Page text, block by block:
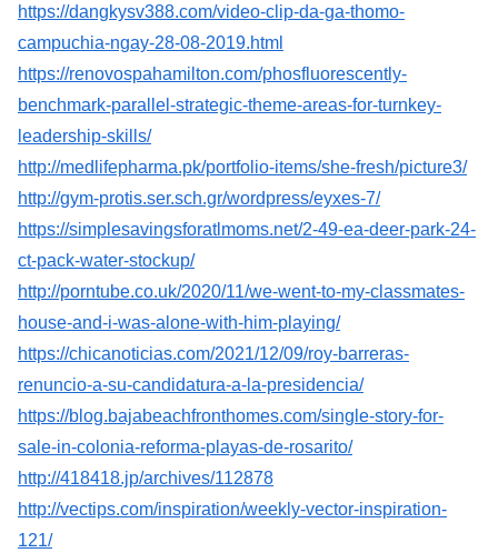
https://dangkysv388.com/video-clip-da-ga-thomo-
campuchia-ngay-28-08-2019.html
https://renovospahamilton.com/phosfluorescently-
benchmark-parallel-strategic-theme-areas-for-turnkey-
leadership-skills/
http://medlifepharma.pk/portfolio-items/she-fresh/picture3/
http://gym-protis.ser.sch.gr/wordpress/eyxes-7/
https://simplesavingsforatlmoms.net/2-49-ea-deer-park-24-
ct-pack-water-stockup/
http://porntube.co.uk/2020/11/we-went-to-my-classmates-
house-and-i-was-alone-with-him-playing/
https://chicanoticias.com/2021/12/09/roy-barreras-
renuncio-a-su-candidatura-a-la-presidencia/
https://blog.bajabeachfronthomes.com/single-story-for-
sale-in-colonia-reforma-playas-de-rosarito/
http://418418.jp/archives/112878
http://vectips.com/inspiration/weekly-vector-inspiration-
121/